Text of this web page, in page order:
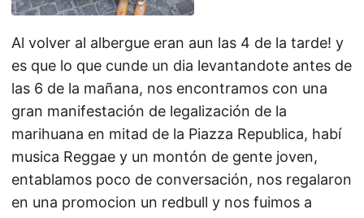
Al volver al albergue eran aun las 4 de la tarde! y
es que lo que cunde un dia levantandote antes de
las 6 de la mañana, nos encontramos con una
gran manifestación de legalización de la
marihuana en mitad de la Piazza Republica, habí
musica Reggae y un montón de gente joven,
entablamos poco de conversación, nos regalaron
en una promocion un redbull y nos fuimos a